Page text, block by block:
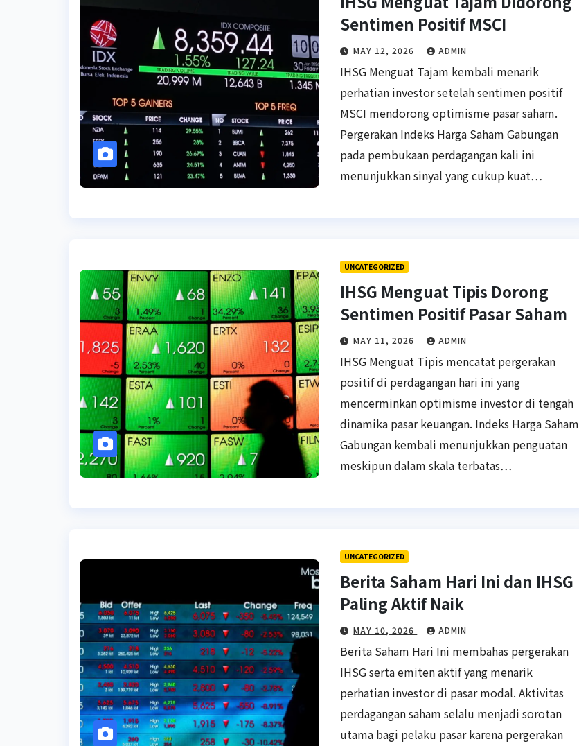
Sentimen Positif MSCI
MAY 12, 2026 ADMIN
IHSG Menguat Tajam kembali menarik
perhatian investor setelah sentimen positif
MSCI mendorong optimisme pasar saham.
Pergerakan Indeks Harga Saham Gabungan
pada pembukaan perdagangan kali ini
menunjukkan sinyal yang cukup kuat…
UNCATEGORIZED
IHSG Menguat Tipis Dorong
Sentimen Positif Pasar Saham
MAY 11, 2026 ADMIN
IHSG Menguat Tipis mencatat pergerakan
positif di perdagangan hari ini yang
mencerminkan optimisme investor di tengah
dinamika pasar keuangan. Indeks Harga Saham
Gabungan kembali menunjukkan penguatan
meskipun dalam skala terbatas…
UNCATEGORIZED
Berita Saham Hari Ini dan IHSG
Paling Aktif Naik
MAY 10, 2026 ADMIN
Berita Saham Hari Ini membahas pergerakan
IHSG serta emiten aktif yang menarik
perhatian investor di pasar modal. Aktivitas
perdagangan saham selalu menjadi sorotan
utama bagi pelaku pasar karena pergerakan